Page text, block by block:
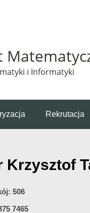
i Informatyki
Rekrutacja
Krzysztof
506
7465